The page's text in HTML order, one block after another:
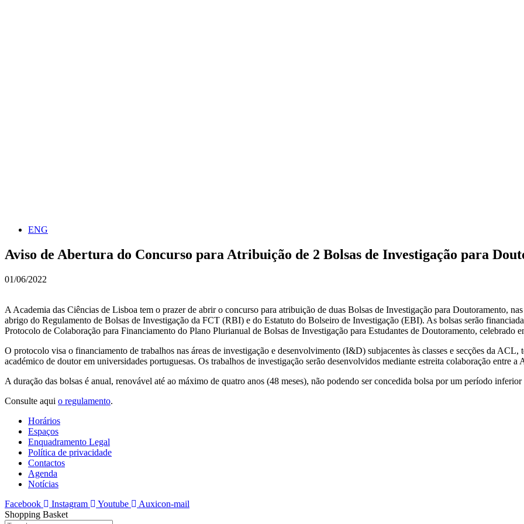
ENG
Aviso de Abertura do Concurso para Atribuição de 2 Bolsas de Investigação para
01/06/2022
A Academia das Ciências de Lisboa tem o prazer de abrir o concurso para atribuição de duas Bolsas de Investigação para Doutoramento,
abrigo do Regulamento de Bolsas de Investigação da FCT (RBI) e do Estatuto do Bolseiro de Investigação (EBI). As bolsas serão
Protocolo de Colaboração para Financiamento do Plano Plurianual de Bolsas de Investigação para Estudantes de Doutoramento, celebrado
O protocolo visa o financiamento de trabalhos nas áreas de investigação e desenvolvimento (I&D) subjacentes às classes e secções da
académico de doutor em universidades portuguesas. Os trabalhos de investigação serão desenvolvidos mediante estreita colaboração entre
A duração das bolsas é anual, renovável até ao máximo de quatro anos (48 meses), não podendo ser concedida bolsa por um período inferior
Consulte aqui o regulamento.
Horários
Espaços
Enquadramento Legal
Política de privacidade
Contactos
Agenda
Notícias
Facebook
Instagram Youtube
Auxicon-mail
Shopping Basket